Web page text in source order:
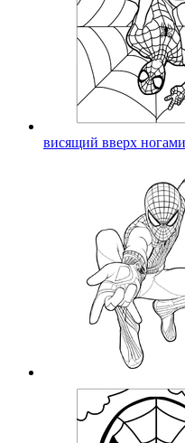
висящий вверх ногами